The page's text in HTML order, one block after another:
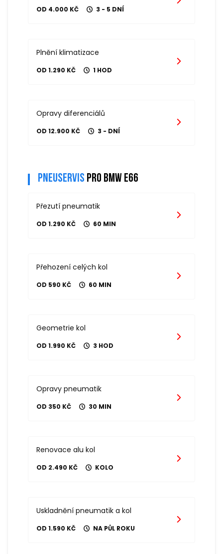
OD 4.000 KČ 3 - 5 DNÍ
Plnění klimatizace
OD 1.290 KČ 1 HOD
Opravy diferenciálů
OD 12.900 KČ 3 - DNÍ
Pneuservis pro bmw e66
Přezutí pneumatik
OD 1.290 KČ 60 MIN
Přehození celých kol
OD 590 KČ 60 MIN
Geometrie kol
OD 1.990 KČ 3 HOD
Opravy pneumatik
OD 350 KČ 30 MIN
Renovace alu kol
OD 2.490 KČ KOLO
Uskladnění pneumatik a kol
OD 1.590 KČ NA PŮL ROKU